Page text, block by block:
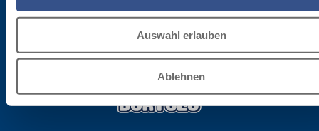
Auswahl erlauben
Ablehnen
Bleibe auf dem Laufenden betreffend die letzten Neuheiten von Fassa Bortolo